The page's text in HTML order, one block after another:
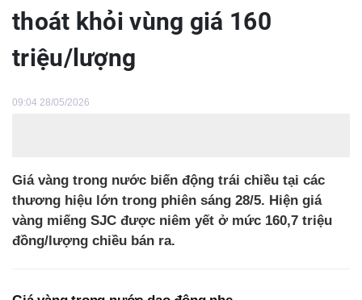
thoát khỏi vùng giá 160
triệu/lượng
09:04 28/05/2026
Giá vàng trong nước biến động trái chiều tại các
thương hiệu lớn trong phiên sáng 28/5. Hiện giá
vàng miếng SJC được niêm yết ở mức 160,7 triệu
đồng/lượng chiều bán ra.